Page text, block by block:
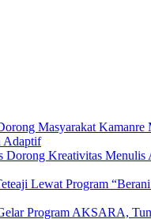
Adaptif